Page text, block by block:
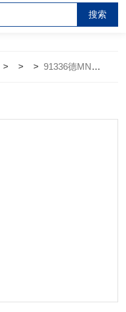
> > >91336德MN冷却润滑剂测试条